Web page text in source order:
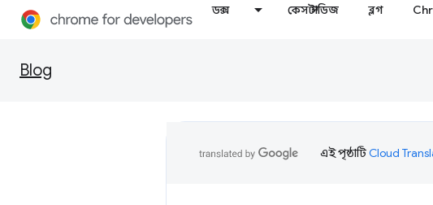
ডক্স কেস স্টাডিজ ব্লগ
Blog
এই পৃষ্ঠাটিCloud